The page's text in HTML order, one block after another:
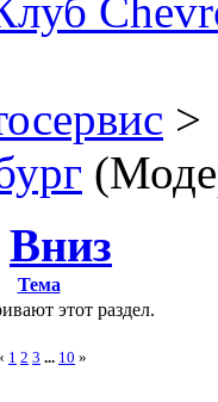
>
Вниз
Тема
этот раздел.
1 2 3 ... 10 »